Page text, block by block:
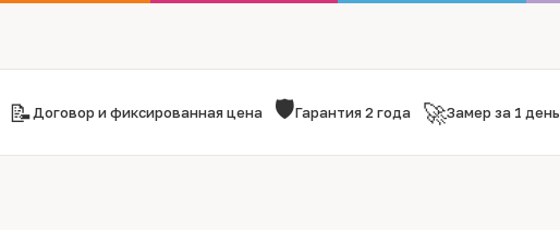
📝Договор и фиксированная цена 🛡Гарантия 2 года 🚀Замер за 1 день